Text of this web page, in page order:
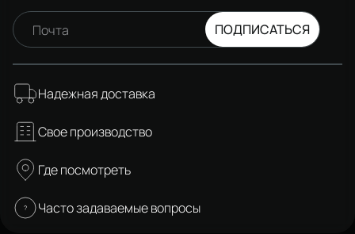
Почта ПОДПИСАТЬСЯ
Надежная доставка
Свое производство
Где посмотреть
Часто задаваемые вопросы